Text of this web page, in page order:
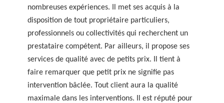
nombreuses expériences. Il met ses acquis à la
disposition de tout propriétaire particuliers,
professionnels ou collectivités qui recherchent un
prestataire compétent. Par ailleurs, il propose ses
services de qualité avec de petits prix. Il tient à
faire remarquer que petit prix ne signifie pas
intervention bâclée. Tout client aura la qualité
maximale dans les interventions. Il est réputé pour